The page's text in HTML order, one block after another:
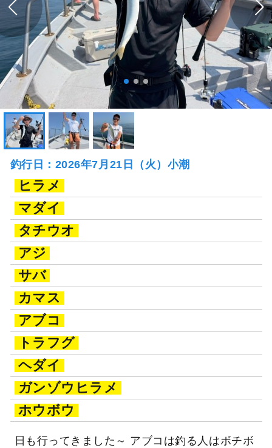
釣行日：2026年7月21日（火）小潮
ヒラメ
マダイ
タチウオ
アジ
サバ
カマス
アブコ
トラフグ
ヘダイ
ガンゾウヒラメ
ホウボウ
日も行ってきました～ アブコは釣る人はボチボ